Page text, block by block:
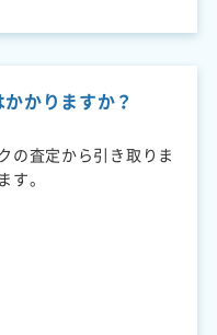
かりますか？
の査定から引き取りま
す。